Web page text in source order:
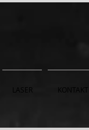
LASER KONTAKT